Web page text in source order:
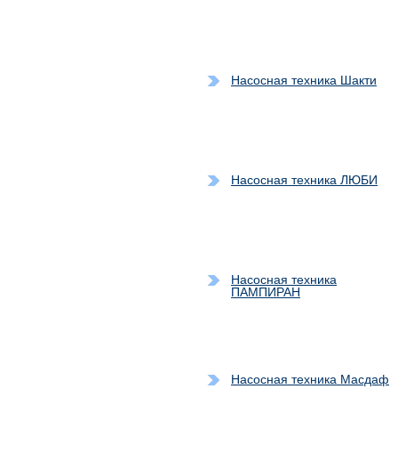
Насосная техника Шакти
Насосная техника ЛЮБИ
Насосная техника
ПАМПИРАН
Насосная техника Масдаф